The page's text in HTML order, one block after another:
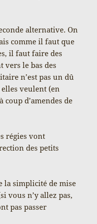
alternative. On
comme il faut que
il faut faire des
vers le bas des
n’est pas un dû
veulent (en
coup d’amendes de
régies vont
des petits
la simplicité de mise
vous n’y allez pas,
pas passer